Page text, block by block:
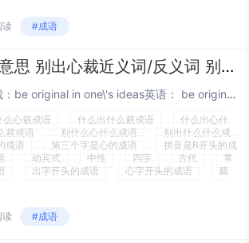
#成语
别出心裁解释意思 别出心裁近义词/反义词 别出心裁的出处解释
成语名称：别出心裁：be original in one\'s ideas英语： be original in one\'s ideas成语近义： 与众不同(yǔ zhòng bù tóng)：和大家不一样。标新立异(biāo xīn lì...
么心裁成语 什么出什么裁成语
什么出心什
裁成语 别什么心什么成语
别出什么什么成
成语 第三个字是心的成语
拼音是B开头的成
动宾式 中性 四字 古代
常
出字开头的成语 心字开头的成语
裁
#成语